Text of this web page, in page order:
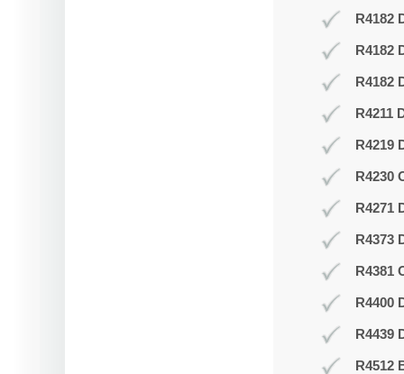
R4182
R4182
R4182
R4211
R4219
R4230
R4271
R4373
R4381
R4400
R4439
R4512